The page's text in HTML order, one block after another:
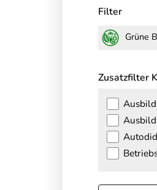
Filter
Grüne
Zusatzfilter